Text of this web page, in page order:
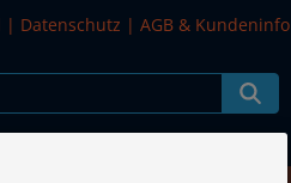
| Datenschutz | AGB & Kundeninfo